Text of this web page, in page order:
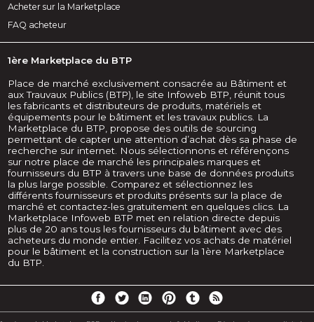
Acheter sur la Marketplace
FAQ acheteur
1ère Marketplace du BTP
Place de marché exclusivement consacrée au Bâtiment et
aux Trauvaux Publics (BTP), le site Infoweb BTP, réunit tous
les fabricants et distributeurs de produits, matériels et
équipements pour le bâtiment et les travaux publics. La
Marketplace du BTP, propose des outils de sourcing
permettant de capter une attention d’achat dès sa phase de
recherche sur internet. Nous sélectionnons et référençons
sur notre place de marché les principales marques et
fournisseurs du BTP à travers une base de données produits
la plus large possible. Comparez et sélectionnez les
différents fournisseurs et produits présents sur la place de
marché et contactez-les gratuitement en quelques clics. La
Marketplace Infoweb BTP met en relation directe depuis
plus de 20 ans tous les fournisseurs du bâtiment avec des
acheteurs du monde entier. Facilitez vos achats de matériel
pour le bâtiment et la construction sur la 1ère Marketplace
du BTP.